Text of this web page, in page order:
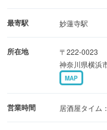
最寄駅 妙蓮寺駅
所在地
〒222-0023
神奈川県横浜
MAP
営業時間 居酒屋タイム